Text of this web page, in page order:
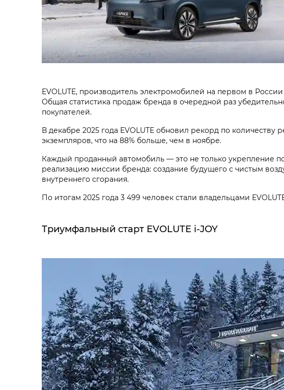
EVOLUTE, производитель электромобилей на первом в
Общая статистика продаж бренда в очередной раз
покупателей.
В декабре 2025 года EVOLUTE обновил рекорд по
экземпляров, что на 88% больше, чем в ноябре.
Каждый проданный автомобиль — это не только укрепление
реализацию миссии бренда: создание будущего с чистым
внутреннего сгорания.
По итогам 2025 года 3 499 человек стали владельцами
Триумфальный старт EVOLUTE i‑JOY